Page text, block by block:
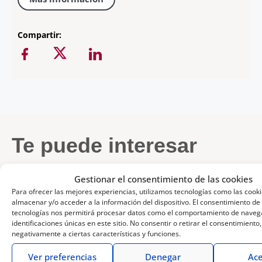
Gestionar el consentimiento de las cookies
Para ofrecer las mejores experiencias, utilizamos tecnologías como las
almacenar y/o acceder a la información del dispositivo. El consentimiento de
tecnologías nos permitirá procesar datos como el comportamiento de
identificaciones únicas en este sitio. No consentir o retirar el
negativamente a ciertas características y funciones.
Denegar
Ver preferencias
Compartir:
Te puede interesar
Las
3 de agosto de
2026
Celebramos
28 de mayo de
2026
Novedades
24 de abril de
2026
13 de abril de
2026
Ponencia
5 de noviembre
de 2025
Charla
1 de julio de
2025
Ofertas